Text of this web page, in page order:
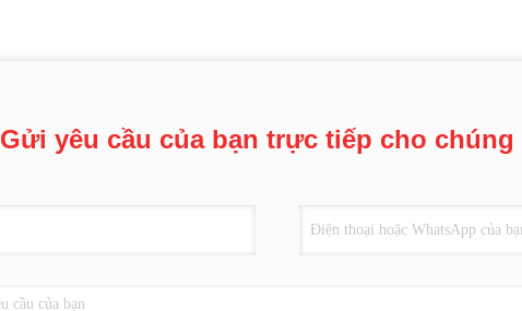
Gửi yêu cầu của bạn trực tiếp cho